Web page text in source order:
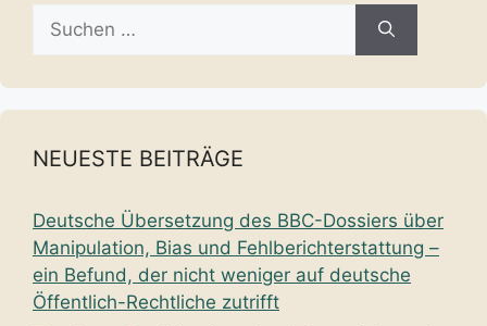
nach:
NEUESTE BEITRÄGE
Deutsche Übersetzung des BBC-Dossiers über
Manipulation, Bias und Fehlberichterstattung –
ein Befund, der nicht weniger auf deutsche
Öffentlich-Rechtliche zutrifft